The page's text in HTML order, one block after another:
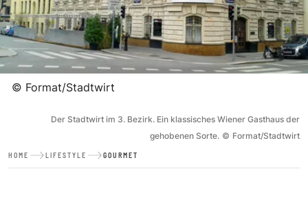
© Format/Stadtwirt
Der Stadtwirt im 3. Bezirk. Ein klassisches Wiener Gasthaus der
gehobenen Sorte. © Format/Stadtwirt
HOME LIFESTYLE GOURMET